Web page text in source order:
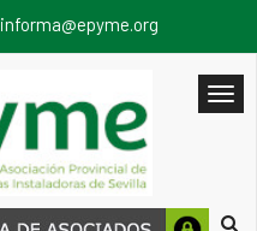
informa@epyme.org